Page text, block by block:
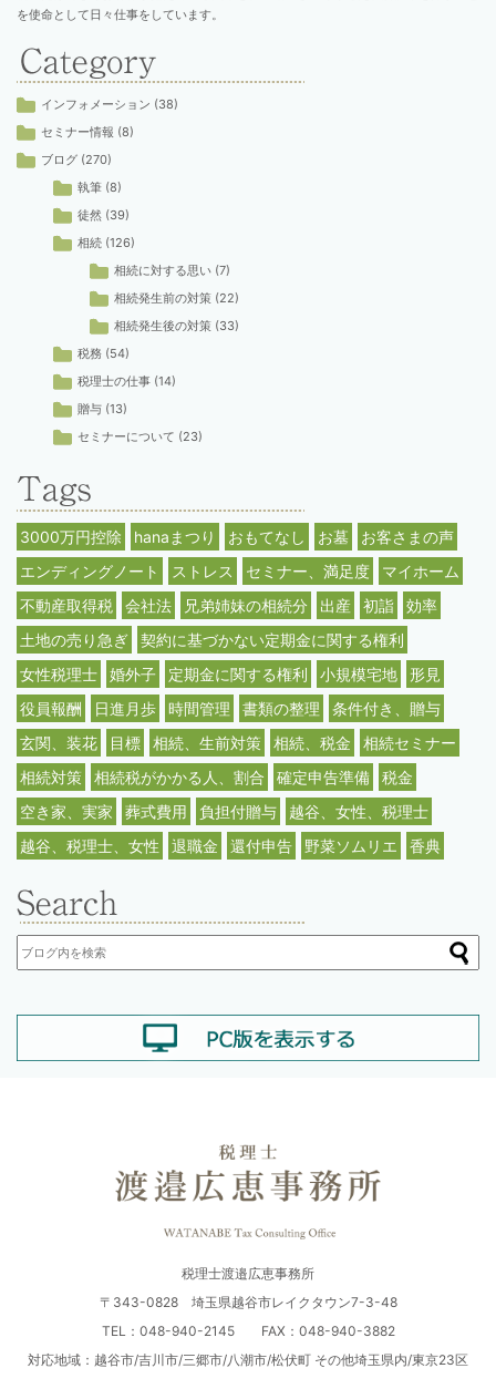
を使命として日々仕事をしています。
インフォメーション (38)
セミナー情報 (8)
ブログ (270)
執筆 (8)
徒然 (39)
相続 (126)
相続に対する思い (7)
相続発生前の対策 (22)
相続発生後の対策 (33)
税務 (54)
税理士の仕事 (14)
贈与 (13)
セミナーについて (23)
3000万円控除 hanaまつり おもてなし お墓
お客さまの声
エンディングノート
ストレス セミナー、満足度
マイホーム
不動産取得税
会社法 兄弟姉妹の相続分 出産 初詣
効率
土地の売り急ぎ
契約に基づかない定期金に関する権利
女性税理士
婚外子 定期金に関する権利 小規模宅地
形見
役員報酬
日進月歩 時間管理 書類の整理
条件付き、贈与
玄関、装花
目標 相続、生前対策 相続、税金
相続セミナー
相続対策
相続税がかかる人、割合 確定申告準備
税金
空き家、実家
葬式費用 負担付贈与
越谷、女性、税理士
越谷、税理士、女性
退職金 還付申告 野菜ソムリエ 香典
税理士渡邉広恵事務所
〒343-0828 埼玉県越谷市レイクタウン7-3-48
TEL：048-940-2145 FAX：048-940-3882
対応地域：越谷市/吉川市/三郷市/八潮市/松伏町 その他埼玉県内/東京23区